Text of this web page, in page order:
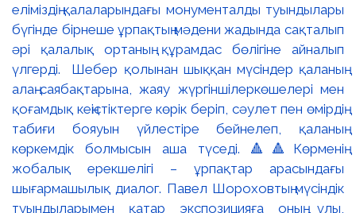
еліміздің қалаларындағы монументалды туындылары
бүгінде бірнеше ұрпақтың мәдени жадында сақталып
әрі қалалық ортаның құрамдас бөлігіне айналып
үлгерді. Шебер қолынан шыққан мүсіндер қаланың
алаң-саябақтарына, жаяу жүргіншілеркөшелері мен
қоғамдық кеңістіктерге көрік беріп, сәулет пен өмірдің
табиғи бояуын үйлестіре бейнелеп, қаланың
көркемдік болмысын аша түседі. 🔺🔺Көрменің
жобалық ерекшелігі – ұрпақтар арасындағы
шығармашылық диалог. Павел Шороховтың мүсіндік
туындыларымен қатар экспозицияға оның ұлы,